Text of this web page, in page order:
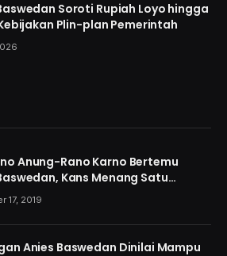
Soroti Rupiah Loyo hingga
Plin-plan Pemerintah
Anung-Rano Karno Bertemu
Kans Menang Satu
Kian Menguat
17, 2019
Anies Baswedan Dinilai Mampu